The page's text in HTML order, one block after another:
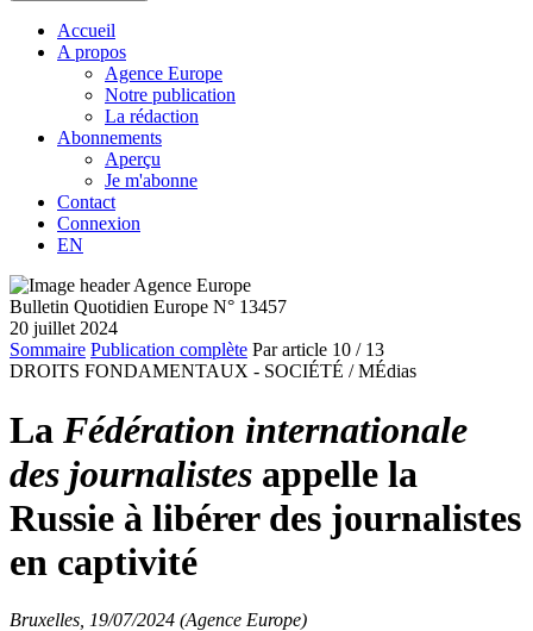
Accueil
A propos
Agence Europe
Notre publication
La rédaction
Abonnements
Aperçu
Je m'abonne
Contact
Connexion
EN
Bulletin Quotidien Europe N° 13457
20 juillet 2024
Sommaire Publication complète Par article 10 / 13
DROITS FONDAMENTAUX - SOCIÉTÉ / MÉdias
La Fédération internationale
des journalistes appelle la
Russie à libérer des journalistes
en captivité
Bruxelles, 19/07/2024 (Agence Europe)